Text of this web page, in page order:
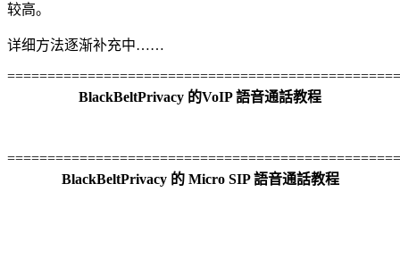
较高。
详细方法逐渐补充中……
BlackBeltPrivacy 的VoIP 語音通話教程
BlackBeltPrivacy 的 Micro SIP 語音通話教程